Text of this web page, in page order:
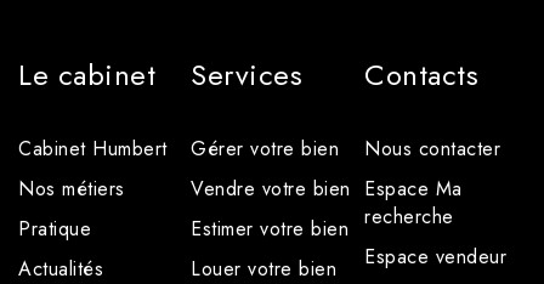
Le cabinet
Cabinet Humbert
Nos métiers
Pratique
Actualités
Services
Gérer votre bien
Vendre votre bien
Estimer votre bien
Louer votre bien
Contacts
Nous contacter
Espace Ma
recherche
Espace vendeur